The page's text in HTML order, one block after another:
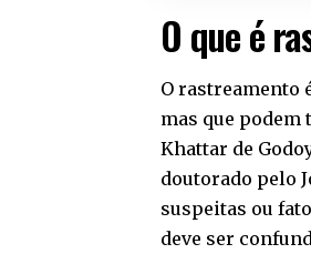
O que é
O rastreamento
mas que podem
Khattar de
doutorado pelo
suspeitas ou
deve ser